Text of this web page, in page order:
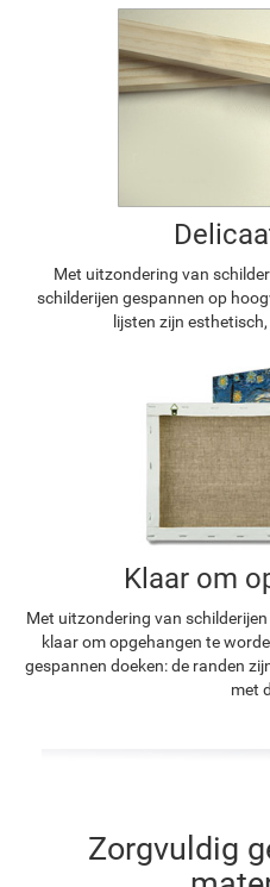
Met uitzondering van
schilderijen gespannen op
lijsten zijn
Klaar om
Met uitzondering van
klaar om opgehangen te
gespannen doeken: de randen
met
Zorgvuldig